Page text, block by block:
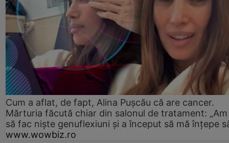
Cum a aflat, de fapt, Alina Pușcău că are cancer.
Mărturia făcută chiar din salonul de tratament:
să fac niște genuflexiuni și a început să mă înțepe
www.wowbiz.ro